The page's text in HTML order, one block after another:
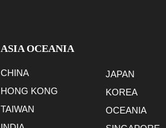
ASIA OCEANIA
CHINA
HONG KONG
TAIWAN
JAPAN
KOREA
OCEANIA